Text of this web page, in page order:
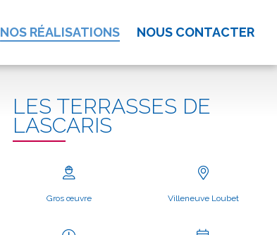
NOS RÉALISATIONS NOUS CONTACTER
LES TERRASSES DE
LASCARIS
Gros œuvre Villeneuve Loubet